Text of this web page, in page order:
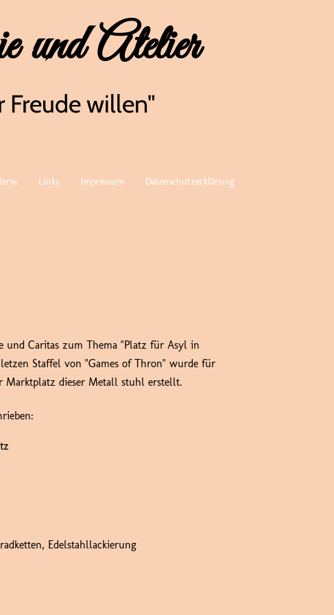
und Atelier
Freude willen"
Links Impressum Datenschutzerklärung
und Caritas zum Thema "Platz für Asyl in
Staffel von "Games of Thron" wurde für
Marktplatz dieser Metall stuhl erstellt.
Edelstahllackierung